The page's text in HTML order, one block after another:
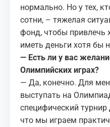
нормально. Но у тех,
сотни, – тяжелая
фонд, чтобы привлечь
иметь деньги хотя бы
— Есть ли у вас
Олимпийских играх?
— Да, конечно. Для
выступать на
специфический
что мы играем